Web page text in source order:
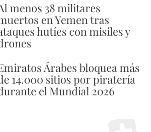
menos 38 militares
en Yemen tras
hutíes con misiles y
Árabes bloquea más
14.000 sitios por piratería
el Mundial 2026